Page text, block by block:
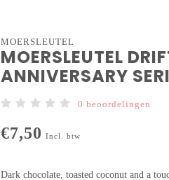
MOERSLEUTEL
MOERSLEUTEL
ANNIVERSARY
0 beoordelingen
€7,50 Incl. btw
Dark chocolate, toasted coconut and a